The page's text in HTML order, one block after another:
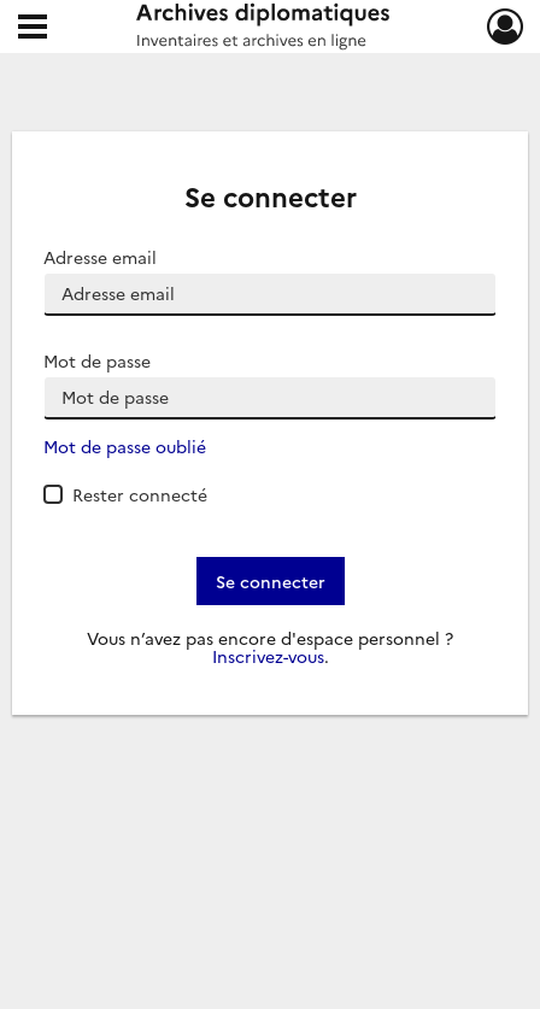
Archives diplomatiques
Ouvrir le menu déroulant
Se connecter
Adresse email
Mot de passe
Mot de passe oublié
Rester connecté
Se connecter
Vous n’avez pas encore d'espace personnel ?
Inscrivez-vous.